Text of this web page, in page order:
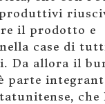
il prodotto e
case di
Da allora il
parte
che